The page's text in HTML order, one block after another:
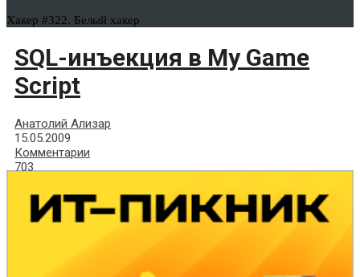
Хакер #322. Белый хакер
SQL-инъекция в My Game
Sсriрt
Анатолий Ализар
15.05.2009
Комментарии
703